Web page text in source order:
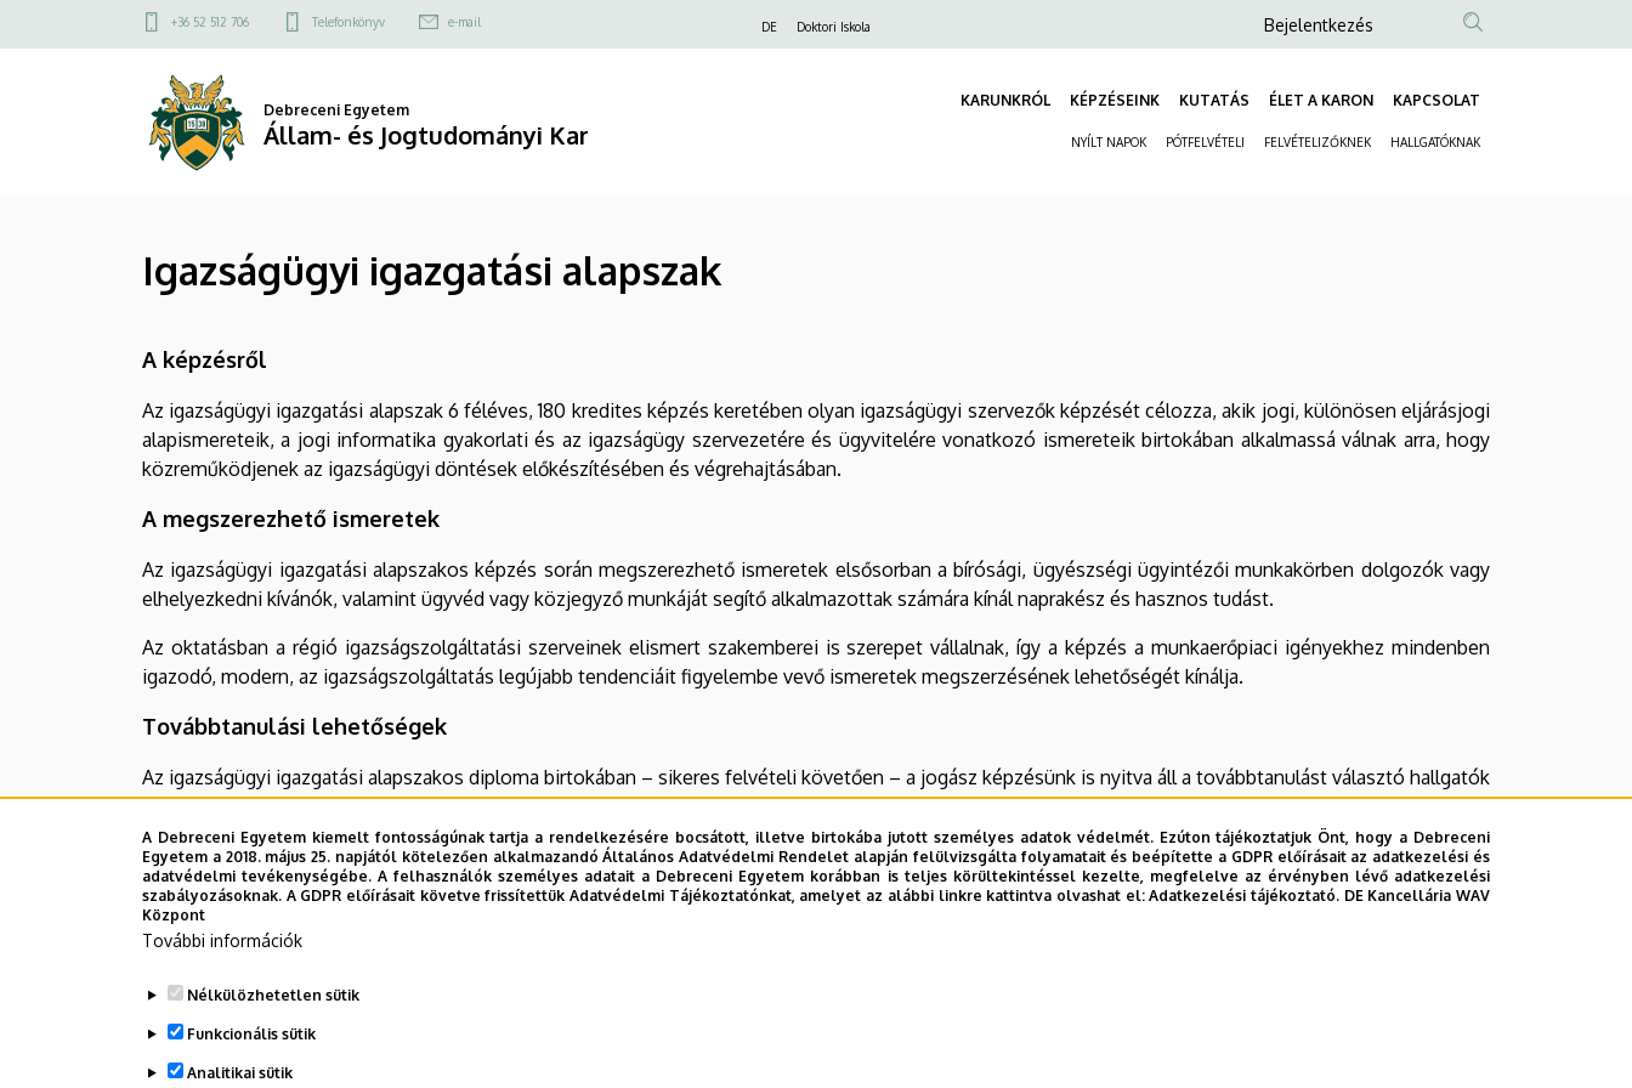
Igazságügyi
igazgatási
alapszak
a
Felső
menü
+36 52 512 706 Telefonkönyv e-mail DE Doktori Iskola
Anonim
fiók
menüje
Bejelentkezés
Debreceni Egyetem
Állam- és Jogtudományi Kar
KARUNKRÓL KÉPZÉSEINK KUTATÁS ÉLET A KARON KAPCSOLAT
NYÍLT NAPOK PÓTFELVÉTELI FELVÉTELIZŐKNEK HALLGATÓKNAK
Igazságügyi igazgatási alapszak
A képzésről
Az igazságügyi igazgatási alapszak 6 féléves, 180 kredites képzés keretében olyan igazságügyi szervezők képzését célozza, akik jogi, különösen eljárásjogi
alapismereteik, a jogi informatika gyakorlati és az igazságügy szervezetére és ügyvitelére vonatkozó ismereteik birtokában alkalmassá válnak arra, hogy
közreműködjenek az igazságügyi döntések előkészítésében és végrehajtásában.
A megszerezhető ismeretek
Az igazságügyi igazgatási alapszakos képzés során megszerezhető ismeretek elsősorban a bírósági, ügyészségi ügyintézői munkakörben dolgozók vagy
elhelyezkedni kívánók, valamint ügyvéd vagy közjegyző munkáját segítő alkalmazottak számára kínál naprakész és hasznos tudást.
Az oktatásban a régió igazságszolgáltatási szerveinek elismert szakemberei is szerepet vállalnak, így a képzés a munkaerőpiaci igényekhez mindenben
igazodó, modern, az igazságszolgáltatás legújabb tendenciáit figyelembe vevő ismeretek megszerzésének lehetőségét kínálja.
Továbbtanulási lehetőségek
Az igazságügyi igazgatási alapszakos diploma birtokában – sikeres felvételi követően – a jogász képzésünk is nyitva áll a továbbtanulást választó hallgatók
előtt. Célirányosan az igazságügyi igazgatási alapszakon végzett hallgatóinknak (egyszeri kreditelismerés mellett) olyan ajánlott haladási tervet kínálunk,
amely alapján 6 félév alatt jogász diplomát szerezhetnek a DE ÁJK-n.
A képzés mintatanterve adokumentumtárból (Oktartás > Mintatantervek) letölthető.
Legutóbbi frissítés: 2022. 07. 25. 11:25
A Debreceni Egyetem kiemelt fontosságúnak tartja a rendelkezésére bocsátott, illetve birtokába jutott személyes adatok védelmét. Ezúton tájékoztatjuk Önt, hogy a Debreceni
Egyetem a 2018. május 25. napjától kötelezően alkalmazandó Általános Adatvédelmi Rendelet alapján felülvizsgálta folyamatait és beépítette a GDPR előírásait az adatkezelési és
adatvédelmi tevékenységébe. A felhasználók személyes adatait a Debreceni Egyetem korábban is teljes körültekintéssel kezelte, megfelelve az érvényben lévő adatkezelési
szabályozásoknak. A GDPR előírásait követve frissítettük Adatvédelmi Tájékoztatónkat, amelyet az alábbi linkre kattintva olvashat el:Adatkezelési tájékoztató. DE Kancellária WAV
Központ
További információk
Nélkülözhetetlen sütik
Funkcionális sütik
Analitikai sütik